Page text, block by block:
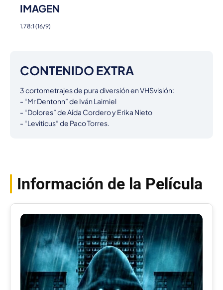
IMAGEN
1.78:1 (16/9)
CONTENIDO EXTRA
3 cortometrajes de pura diversión en VHSvisión:
- “Mr Dentonn” de Iván Laimiel
- “Dolores” de Aída Cordero y Erika Nieto
- “Leviticus” de Paco Torres.
Información de la Película